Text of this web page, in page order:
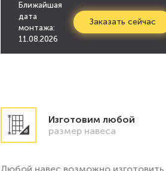
Ближайшая
дата
монтажа:
11.08.2026
Заказать сейчас
Изготовим любой
размер навеса